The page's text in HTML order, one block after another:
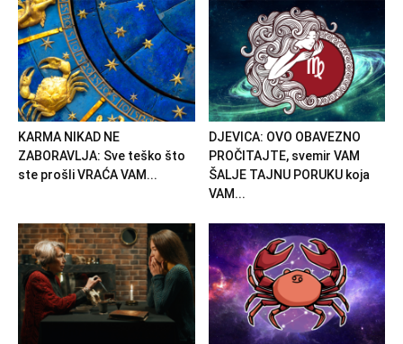
KARMA NIKAD NE
ZABORAVLJA: Sve teško što
ste prošli VRAĆA VAM...
DJEVICA: OVO OBAVEZNO
PROČITAJTE, svemir VAM
ŠALJE TAJNU PORUKU koja
VAM...